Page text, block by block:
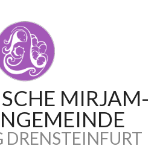
MIRJAM-
DRENSTEINFURT